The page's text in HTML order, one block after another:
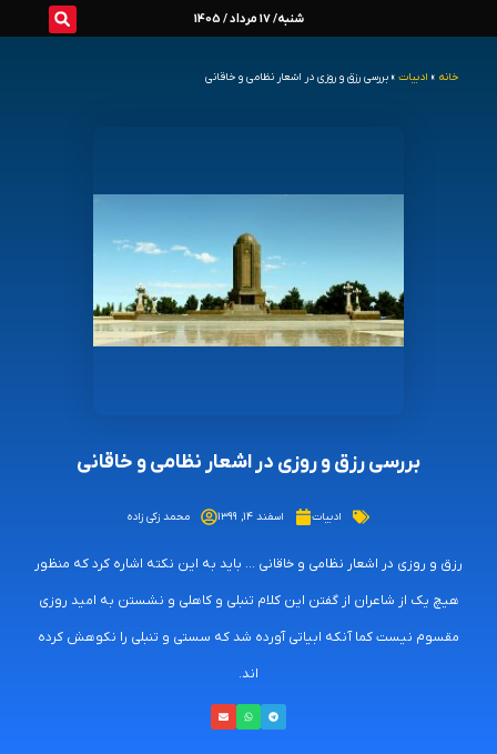
شنبه/ 17 مرداد / 1405
خانه » ادبیات » بررسی رزق و روزی در اشعار نظامی و خاقانی
بررسی رزق و روزی در اشعار نظامی و خاقانی
ادبیات اسفند ۱۴, ۱۳۹۹ محمد زکی زاده
رزق و روزی در اشعار نظامی و خاقانی ... باید به این نکته اشاره کرد که منظور
هیچ یک از شاعران از گفتن این کلام تنبلی و کاهلی و نشستن به امید روزی
مقسوم نیست کما آنکه ابیاتی آورده شد که سستی و تنبلی را نکوهش کرده
اند.